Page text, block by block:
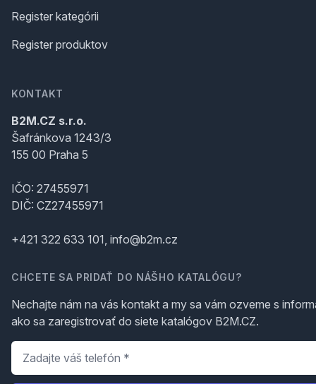
Register kategórii
Register produktov
KONTAKT
B2M.CZ s.r.o.
Šafránkova 1243/3
155 00 Praha 5
IČO: 27455971
DIČ: CZ27455971
+421 322 633 101, info@b2m.cz
CHCETE SA PRIDAŤ DO NÁŠHO KATALÓGU?
Nechajte nám na vás kontakt a my sa vám ozveme s
ako sa zaregistrovať do siete katalógov B2M.CZ.
Telefón